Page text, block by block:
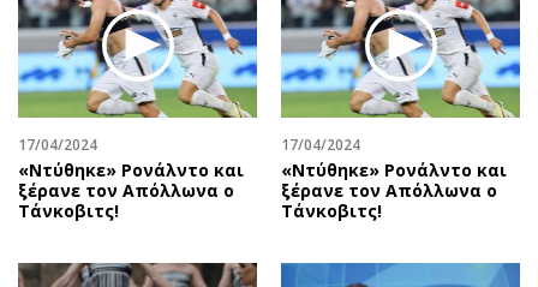
Διπλωματία
Αθλητισμός
Κύπρος
Διεθνή
Κληρώσεις Allwyn
Οικονομία
Θέσεις εργασίας
Geek
Νέα
Social
Αυτοκίνηση
Πολιτική
17/04/2024
«Ντύθηκε» Ρονάλντο και
ξέρανε τον Απόλλωνα ο
Τάνκοβιτς!
17/04/2024
«Ντύθηκε» Ρονάλντο και
ξέρανε τον Απόλλωνα ο
Τάνκοβιτς!